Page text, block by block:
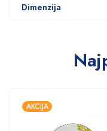
Dimenzija
AKCIJA